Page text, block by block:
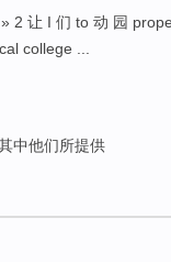
» 2 让 I 们 to 动 园
college ...
中他们所提供